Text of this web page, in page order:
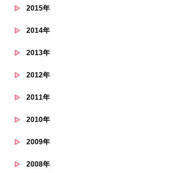
2015年
2014年
2013年
2012年
2011年
2010年
2009年
2008年